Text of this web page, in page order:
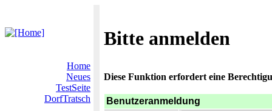
Bitte anmelden
Home
Neues
TestSeite
DorfTratsch
Diese Funktion erfordert eine
Benutzeranmeldung